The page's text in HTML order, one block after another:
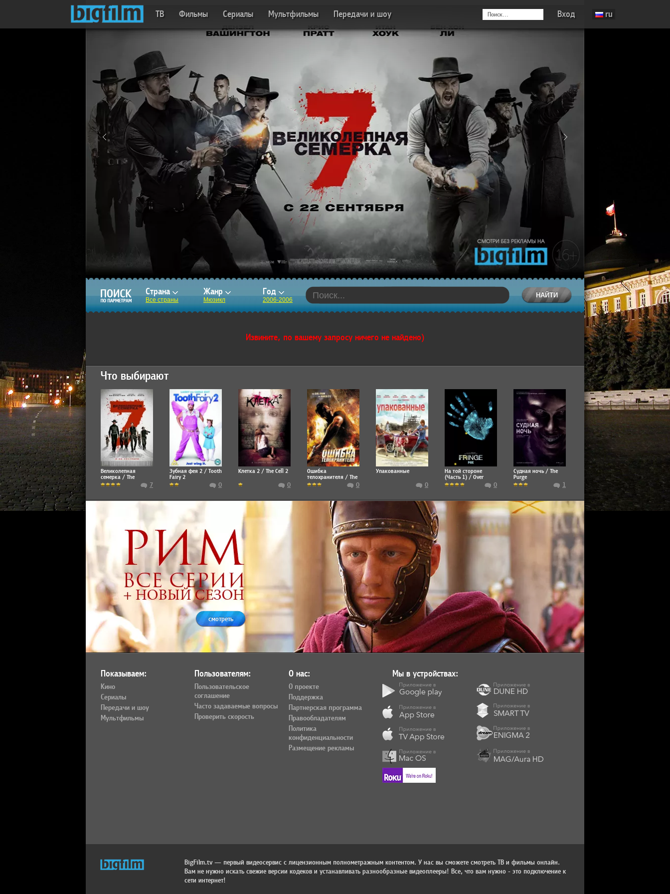
Вход ru
ТВ Фильмы Сериалы Мультфильмы Передачи и шоу
Страна
Все страны
Жанр
Мюзикл
Год
2006-2006
Извините, по вашему запросу ничего не найдено)
Что выбирают
Великолепная
семерка / The
Magnificent Seven
7
Зубная фея 2 / Tooth
Fairy 2
0
Клетка 2 / The Cell 2
0
Ошибка
телохранителя / The
Girl from the Naked 0
Упакованные
0
На той стороне
(Часть 1) / Over
There (Part 1)
0
Судная ночь / The
Purge
1
смотреть
Показываем:
Кино
Сериалы
Передачи и шоу
Мультфильмы
Пользователям:
Пользовательское
соглашение
Часто задаваемые вопросы
Проверить скорость
О нас:
О проекте
Поддержка
Партнерская программа
Правообладателям
Политика
конфиденциальности
Размещение рекламы
Мы в устройствах:
BigFilm.tv — первый видеосервис с лицензионным полнометражным контентом. У нас вы сможете смотреть ТВ и фильмы онлайн.
Вам не нужно искать свежие версии кодеков и устанавливать разнообразные видеоплееры! Все, что вам нужно - это подключение к
сети интернет!